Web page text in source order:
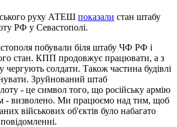
руху АТЕШ показали стан штабу
РФ у Севастополі.
побували біля штабу ЧФ РФ і
стан. КПП продовжує працювати, а з
чергують солдати. Також частина будівлі
Зруйнований штаб
- це символ того, що російську армію
- визволено. Ми працюємо над тим, щоб
військових об'єктів було набагато